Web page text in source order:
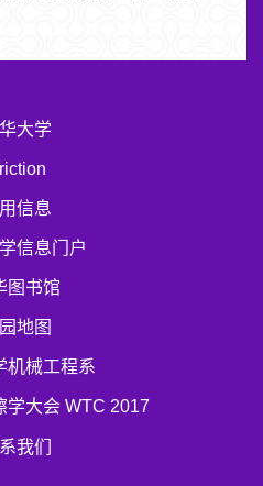
大学
信息
信息门户
图书馆
地图
机械工程系
学大会 WTC 2017
我们